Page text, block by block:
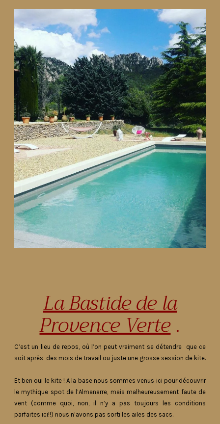
La Bastide de la
Provence Verte.
C’est un lieu de repos, où l’on peut vraiment se détendre que ce
soit après des mois de travail ou juste une grosse session de kite.
Et ben oui le kite ! A la base nous sommes venus ici pour découvrir
le mythique spot de l’Almanarre, mais malheureusement faute de
vent (comme quoi, non, il n’y a pas toujours les conditions
parfaites ici!!) nous n’avons pas sorti les ailes des sacs.